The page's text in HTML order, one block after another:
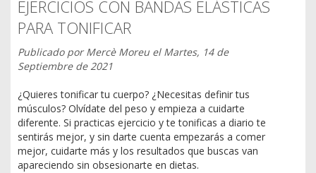
EJERCICIOS CON BANDAS ELÁSTICAS
PARA TONIFICAR
Publicado porMercè Moreu el Martes, 14 de
Septiembre de 2021
¿Quieres tonificar tu cuerpo? ¿Necesitas definir tus
músculos? Olvídate del peso y empieza a cuidarte
diferente. Si practicas ejercicio y te tonificas a diario te
sentirás mejor, y sin darte cuenta empezarás a comer
mejor, cuidarte más y los resultados que buscas van
apareciendo sin obsesionarte en dietas.